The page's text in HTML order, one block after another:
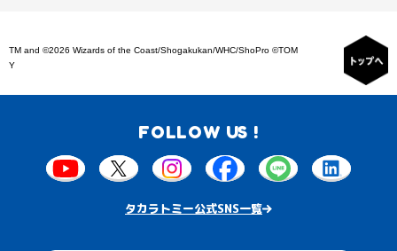
TM and ©2026 Wizards of the Coast/Shogakukan/WHC/ShoPro ©TOM
Y
FOLLOW US !
タカラトミー公式SNS一覧